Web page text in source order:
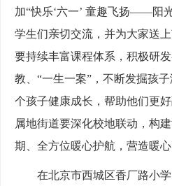
加“快乐‘六一’ 童趣飞扬——阳
学生们亲切交流，并为大家送
要持续丰富课程体系，积极研
教、“一生一案”，不断发掘孩
个孩子健康成长，帮助他们更
属地街道要深化校地联动，构
期、全方位暖心护航，营造暖心
在北京市西城区香厂路小学